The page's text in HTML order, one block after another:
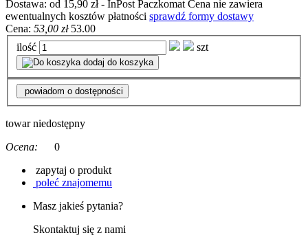
Dostawa: od 15,90 zł - InPost Paczkomat Cena nie zawiera
ewentualnych kosztów płatności sprawdź formy dostawy
Cena: 53,00 zł 53.00
ilość
szt
dodaj do koszyka
powiadom o dostępności
towar niedostępny
Ocena:
0
zapytaj o produkt
poleć znajomemu
Masz jakieś pytania?
Skontaktuj się z nami